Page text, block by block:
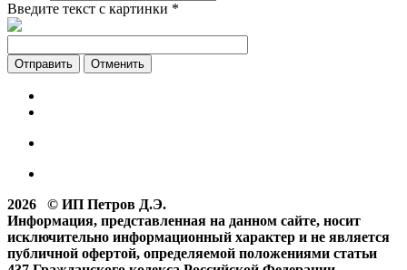
Введите текст с картинки *
Отменить
2026 © ИП Петров Д.Э.
Информация, представленная на данном сайте, носит
исключительно информационный характер и не является
публичной офертой, определяемой положениями статьи